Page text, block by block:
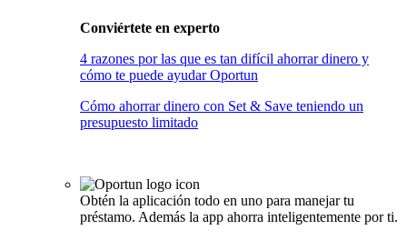
Conviértete en experto
4 razones por las que es tan difícil ahorrar dinero y
cómo te puede ayudar Oportun
Cómo ahorrar dinero con Set & Save teniendo un
presupuesto limitado
Obtén la aplicación todo en uno para manejar tu
préstamo. Además la app ahorra inteligentemente por ti.